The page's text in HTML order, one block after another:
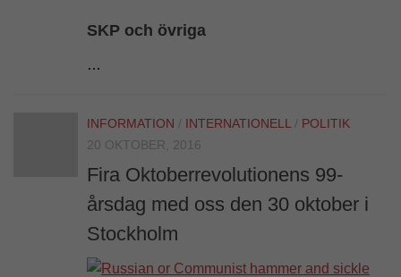
SKP och övriga
…
INFORMATION / INTERNATIONELL/ POLITIK
20 OKTOBER, 2016
Fira Oktoberrevolutionens 99-
årsdag med oss den 30 oktober i
Stockholm